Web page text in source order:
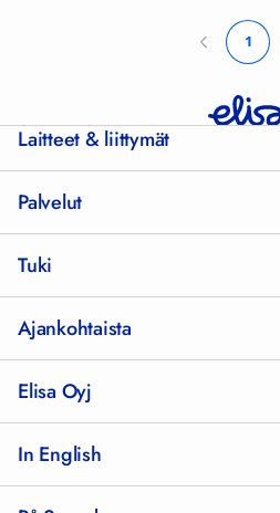
1
Laitteet & liittymät
Palvelut
Tuki
Ajankohtaista
Elisa Oyj
In English